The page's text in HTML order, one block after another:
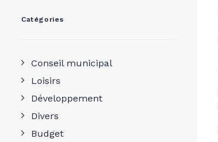
Catégories
Conseil municipal
Loisirs
Développement
Divers
Budget